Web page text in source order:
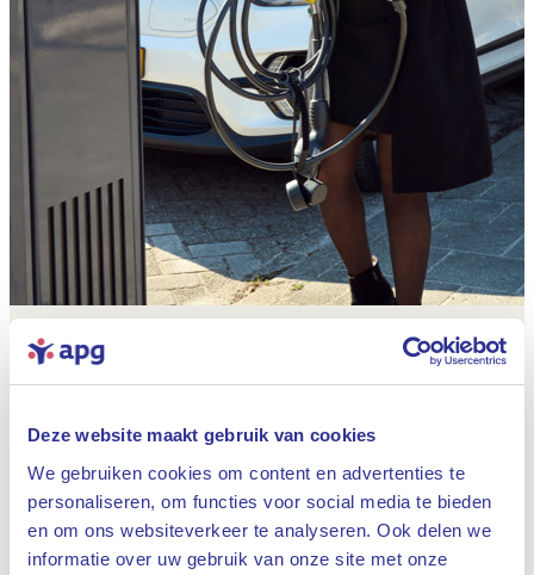
Deze website maakt gebruik van cookies
We gebruiken cookies om content en advertenties te
personaliseren, om functies voor social media te bieden
en om ons websiteverkeer te analyseren. Ook delen we
informatie over uw gebruik van onze site met onze